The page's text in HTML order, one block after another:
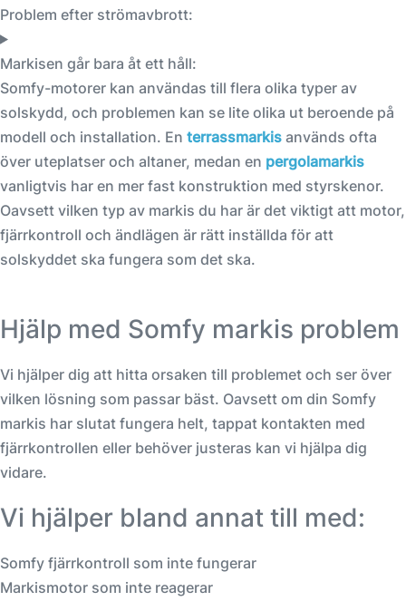
Problem efter strömavbrott:
Markisen går bara åt ett håll:
Somfy-motorer kan användas till flera olika typer av
solskydd, och problemen kan se lite olika ut beroende på
modell och installation. En terrassmarkis används ofta
över uteplatser och altaner, medan en pergolamarkis
vanligtvis har en mer fast konstruktion med styrskenor.
Oavsett vilken typ av markis du har är det viktigt att motor,
fjärrkontroll och ändlägen är rätt inställda för att
solskyddet ska fungera som det ska.
Hjälp med Somfy markis problem
Vi hjälper dig att hitta orsaken till problemet och ser över
vilken lösning som passar bäst. Oavsett om din Somfy
markis har slutat fungera helt, tappat kontakten med
fjärrkontrollen eller behöver justeras kan vi hjälpa dig
vidare.
Vi hjälper bland annat till med:
Somfy fjärrkontroll som inte fungerar
Markismotor som inte reagerar